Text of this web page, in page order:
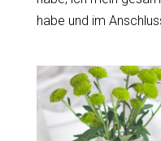
habe und im